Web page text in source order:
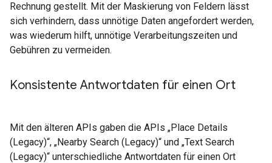
Rechnung gestellt. Mit der Maskierung von Feldern lässt
sich verhindern, dass unnötige Daten angefordert werden,
was wiederum hilft, unnötige Verarbeitungszeiten und
Gebühren zu vermeiden.
Konsistente Antwortdaten für einen Ort
Mit den älteren APIs gaben die APIs „Place Details
(Legacy)“, „Nearby Search (Legacy)“ und „Text Search
(Legacy)“ unterschiedliche Antwortdaten für einen Ort